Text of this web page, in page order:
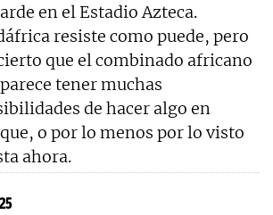
en el Estadio Azteca.
resiste como puede, pero
que el combinado africano
tener muchas
de hacer algo en
o por lo menos por lo visto
ahora.